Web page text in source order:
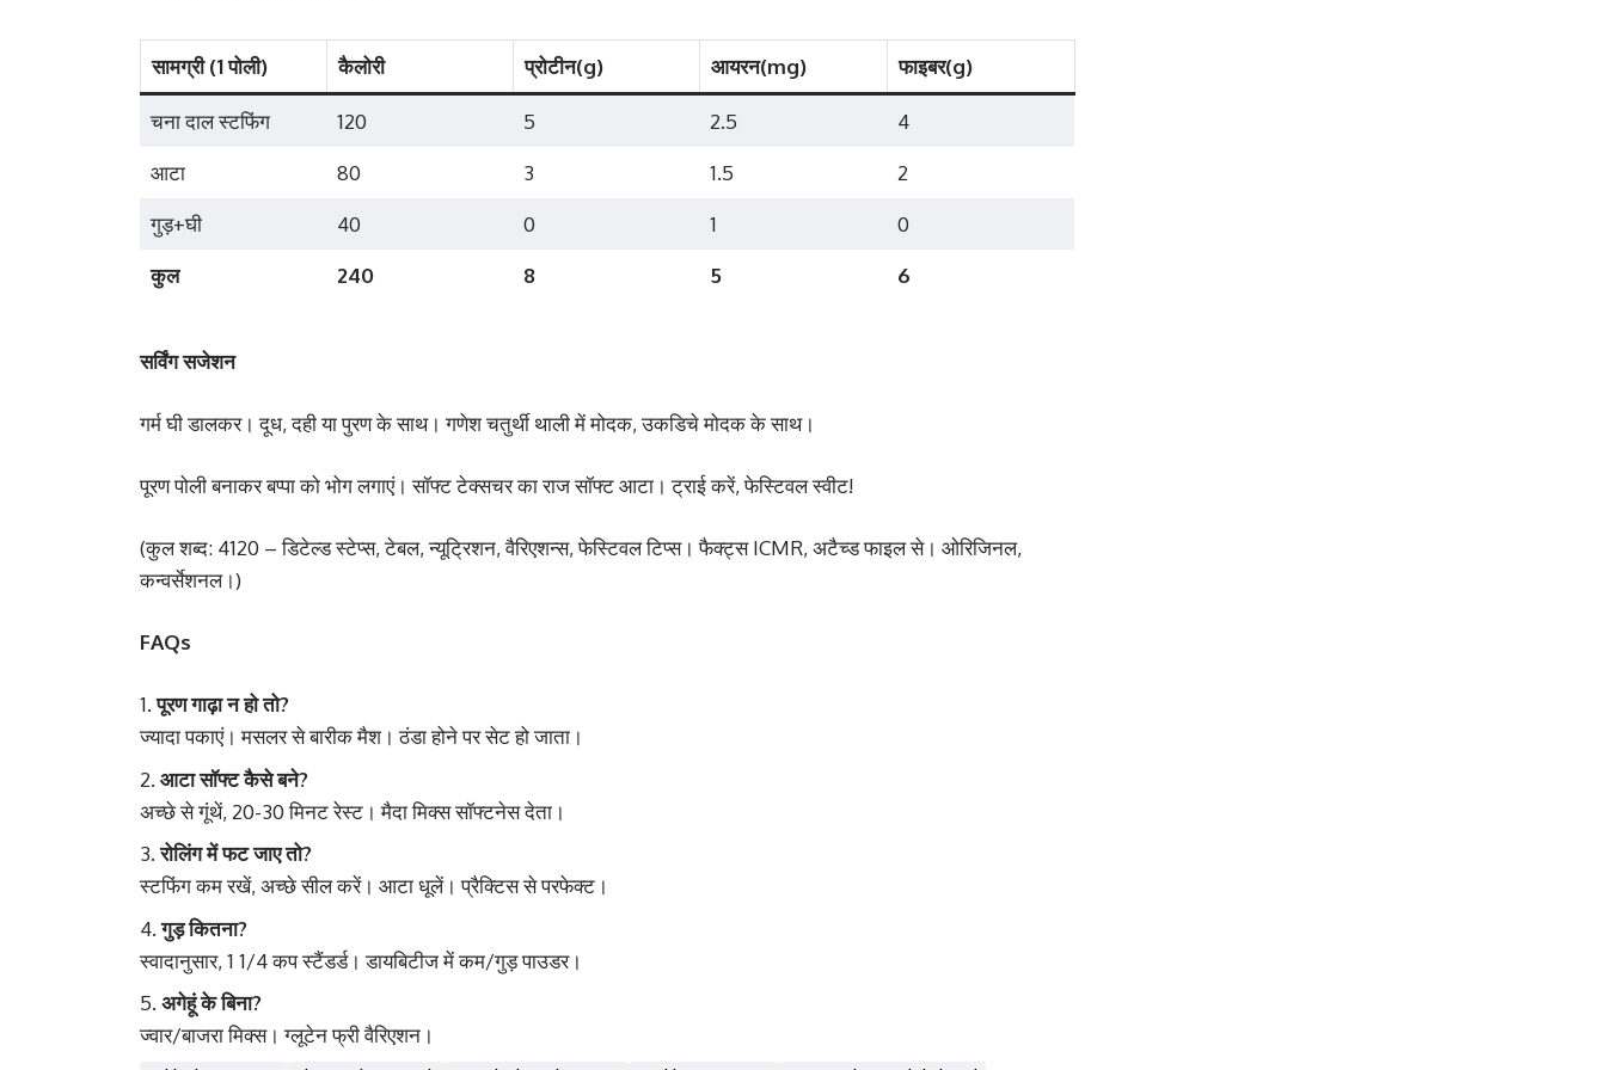
सामग्री (1 पोली) कैलोरी प्रोटीन(g) आयरन(mg) फाइबर(g)
चना दाल स्टफिंग 120 5 2.5 4
आटा 80 3 1.5 2
गुड़+घी 40 0 1 0
कुल 240 8 5 6
सर्विंग सजेशन
गर्म घी डालकर। दूध, दही या पुरण के साथ। गणेश चतुर्थी थाली में मोदक, उकडिचे मोदक के साथ।
पूरण पोली बनाकर बप्पा को भोग लगाएं। सॉफ्ट टेक्सचर का राज सॉफ्ट आटा। ट्राई करें, फेस्टिवल स्वीट!
(कुल शब्द: 4120 – डिटेल्ड स्टेप्स, टेबल, न्यूट्रिशन, वैरिएशन्स, फेस्टिवल टिप्स। फैक्ट्स ICMR, अटैच्ड फाइल से। ओरिजिनल,
कन्वर्सेशनल।)
FAQs
पूरण गाढ़ा न हो तो?
ज्यादा पकाएं। मसलर से बारीक मैश। ठंडा होने पर सेट हो जाता।
आटा सॉफ्ट कैसे बने?
अच्छे से गूंथें, 20-30 मिनट रेस्ट। मैदा मिक्स सॉफ्टनेस देता।
रोलिंग में फट जाए तो?
स्टफिंग कम रखें, अच्छे सील करें। आटा धूलें। प्रैक्टिस से परफेक्ट।
गुड़ कितना?
स्वादानुसार, 1 1/4 कप स्टैंडर्ड। डायबिटीज में कम/गुड़ पाउडर।
अगेहूं के बिना?
ज्वार/बाजरा मिक्स। ग्लूटेन फ्री वैरिएशन।